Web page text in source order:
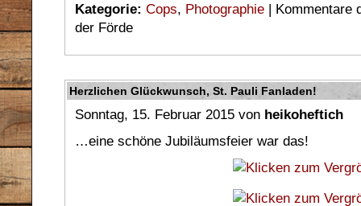
Kategorie: Cops, Photographie | Kommentare
der Förde
Herzlichen Glückwunsch, St. Pauli Fanladen!
Sonntag, 15. Februar 2015 von heikoheftich
…eine schöne Jubiläumsfeier war das!